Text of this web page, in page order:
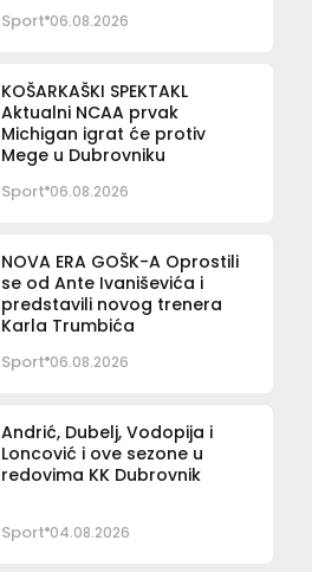
Sport 06.08.2026
KOŠARKAŠKI SPEKTAKL
Aktualni NCAA prvak
Michigan igrat će protiv
Mege u Dubrovniku
Sport 06.08.2026
NOVA ERA GOŠK-A Oprostili
se od Ante Ivaniševića i
predstavili novog trenera
Karla Trumbića
Sport 06.08.2026
Andrić, Dubelj, Vodopija i
Loncović i ove sezone u
redovima KK Dubrovnik
Sport 04.08.2026